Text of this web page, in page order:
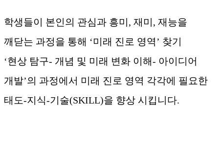
학생들이 본인의 관심과 흥미, 재미, 재능을
깨닫는 과정을 통해 ‘미래 진로 영역’ 찾기
‘현상 탐구- 개념 및 미래 변화 이해- 아이디어
개발’의 과정에서 미래 진로 영역 각각에 필요한
태도-지식-기술(SKILL)을 향상 시킵니다.